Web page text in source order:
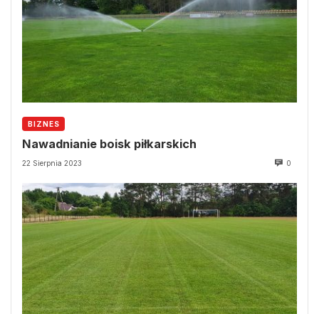
BIZNES
Nawadnianie boisk piłkarskich
22 Sierpnia 2023 0